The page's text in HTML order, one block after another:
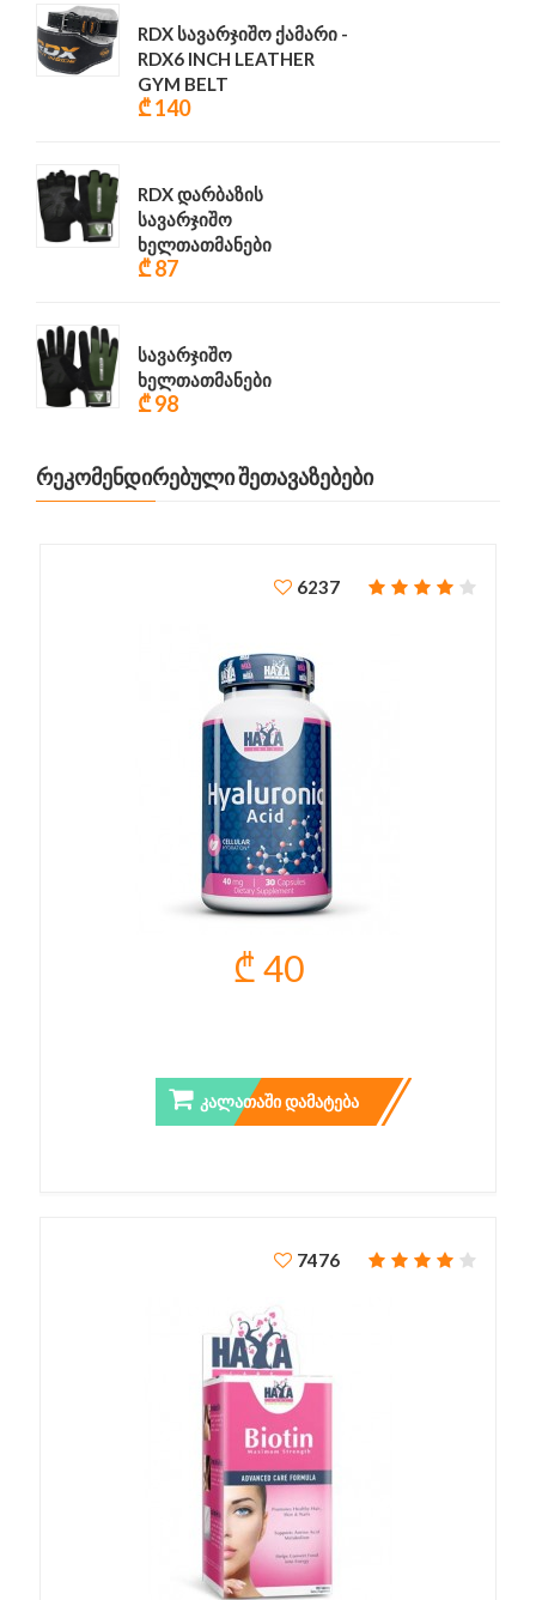
RDX სავარჯიშო ქამარი -
RDX6 INCH LEATHER
GYM BELT
₾ 140
RDX დარბაზის
სავარჯიშო
ხელთათმანები
₾ 87
სავარჯიშო
ხელთათმანები
₾ 98
ᲠᲔᲙᲝᲛᲔᲜᲓᲘᲠᲔᲑᲣᲚᲘ ᲨᲔᲗᲐᲕᲐᲖᲔᲑᲔᲑᲘ
6237
₾ 40
ᲙᲐᲚᲐᲗᲐᲨᲘ ᲓᲐᲛᲐᲢᲔᲑᲐ
7476